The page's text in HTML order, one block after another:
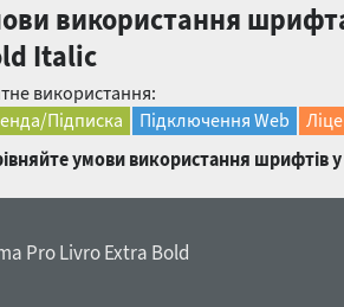
використання
Italic
використання:
Підписка
Підключення Web
умови використання шрифтів у
Pro Livro Extra Bold